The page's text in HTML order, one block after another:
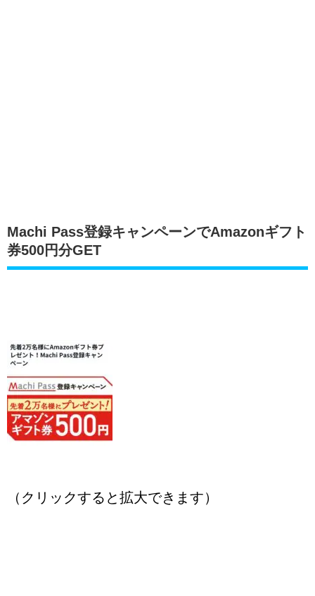
Machi Pass登録キャンペーンでAmazonギフト
券500円分GET
（クリックすると拡大できます）